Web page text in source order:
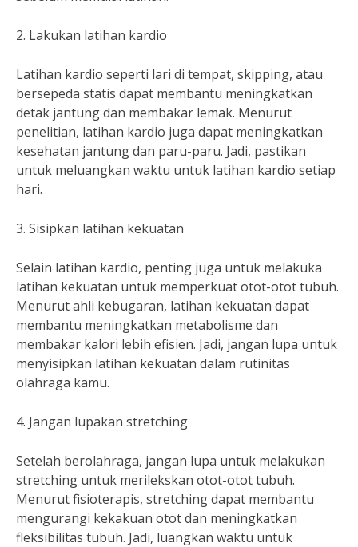
2. Lakukan latihan kardio
Latihan kardio seperti lari di tempat, skipping, atau
bersepeda statis dapat membantu meningkatkan
detak jantung dan membakar lemak. Menurut
penelitian, latihan kardio juga dapat meningkatkan
kesehatan jantung dan paru-paru. Jadi, pastikan
untuk meluangkan waktu untuk latihan kardio setiap
hari.
3. Sisipkan latihan kekuatan
Selain latihan kardio, penting juga untuk melakuka
latihan kekuatan untuk memperkuat otot-otot tubuh.
Menurut ahli kebugaran, latihan kekuatan dapat
membantu meningkatkan metabolisme dan
membakar kalori lebih efisien. Jadi, jangan lupa untuk
menyisipkan latihan kekuatan dalam rutinitas
olahraga kamu.
4. Jangan lupakan stretching
Setelah berolahraga, jangan lupa untuk melakukan
stretching untuk merilekskan otot-otot tubuh.
Menurut fisioterapis, stretching dapat membantu
mengurangi kekakuan otot dan meningkatkan
fleksibilitas tubuh. Jadi, luangkan waktu untuk